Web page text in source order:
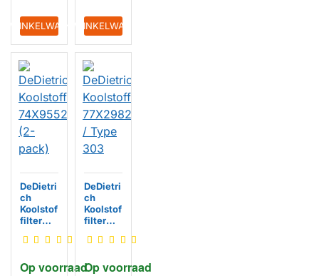
WINKELWAGENIN WINKELWAGEN
Op voorraad
DeDietri
ch
Koolstof
filter
2 (2-
Op voorraad
DeDietri
ch
Koolstof
filter
2 / Type